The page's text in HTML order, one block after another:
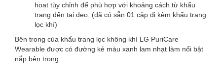
hoạt tùy chỉnh để phù hợp với khoảng cách từ khẩu
trang đến tai đeo. (đã có sẵn 01 cặp đi kèm khẩu trang
lọc khí)
Bên trong của khẩu trang lọc không khí LG PuriCare
Wearable được có đường kẻ màu xanh lam nhạt làm nổi bật
nắp bên trong.